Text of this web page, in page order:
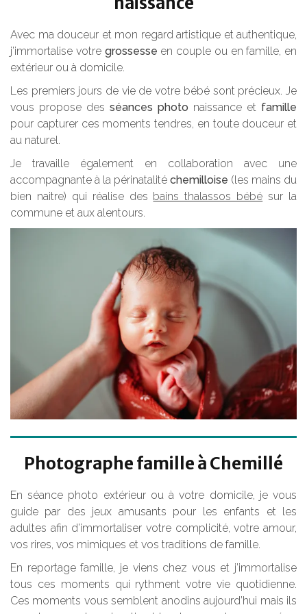
Avec ma douceur et mon regard artistique et authentique,
j’immortalise votre grossesse en couple ou en famille, en
extérieur ou à domicile.
Les premiers jours de vie de votre bébé sont précieux. Je
vous propose des séances photo naissance et famille
pour capturer ces moments tendres, en toute douceur et
au naturel.
Je travaille également en collaboration avec une
accompagnante à la périnatalité chemilloise (les mains du
bien naitre) qui réalise des bains thalassos bébé sur la
commune et aux alentours.
Photographe famille à Chemillé
En séance photo extérieur ou à votre domicile, je vous
guide par des jeux amusants pour les enfants et les
adultes afin d’immortaliser votre complicité, votre amour,
vos rires, vos mimiques et vos traditions de famille.
En reportage famille, je viens chez vous et j’immortalise
tous ces moments qui rythment votre vie quotidienne.
Ces moments vous semblent anodins aujourd’hui mais ils